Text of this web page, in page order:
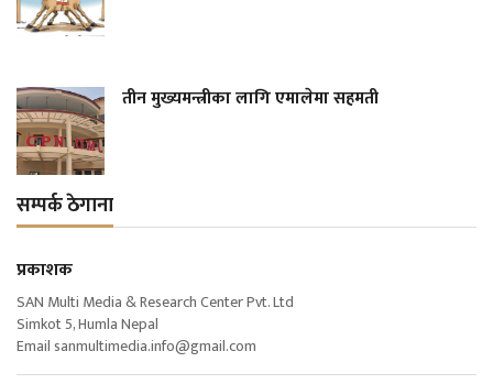
तीन मुख्यमन्त्रीका लागि एमालेमा सहमती
सम्पर्क ठेगाना
प्रकाशक
SAN Multi Media & Research Center Pvt. Ltd
Simkot 5, Humla Nepal
Email sanmultimedia.info@gmail.com